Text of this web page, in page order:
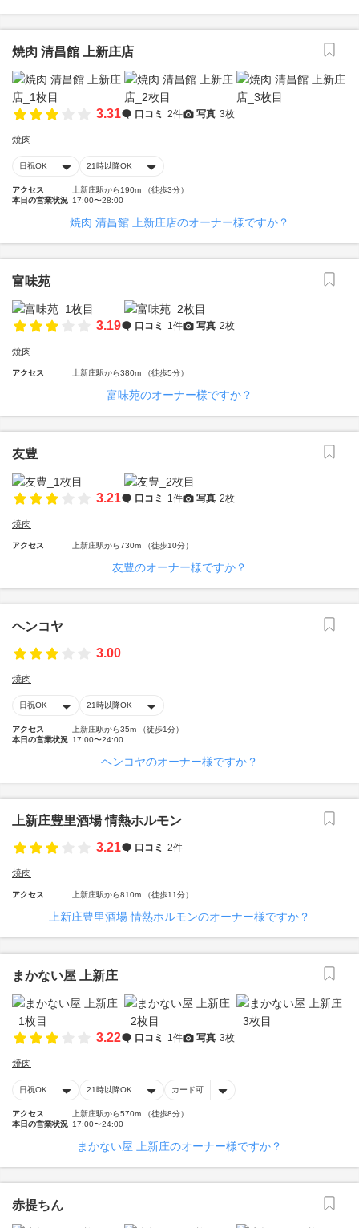
焼肉 清昌館 上新庄店
3.31 口コミ 2件 写真 3枚
焼肉
日祝OK 21時以降OK
アクセス
上新庄駅から190m （徒歩3分）
本日の営業状況 17:00〜28:00
焼肉 清昌館 上新庄店のオーナー様ですか？
富味苑
3.19 口コミ 1件 写真 2枚
焼肉
アクセス 上新庄駅から380m （徒歩5分）
富味苑のオーナー様ですか？
友豊
3.21 口コミ 1件 写真 2枚
焼肉
アクセス 上新庄駅から730m （徒歩10分）
友豊のオーナー様ですか？
ヘンコヤ
3.00
焼肉
日祝OK 21時以降OK
アクセス
上新庄駅から35m （徒歩1分）
本日の営業状況 17:00〜24:00
ヘンコヤのオーナー様ですか？
上新庄豊里酒場 情熱ホルモン
3.21
口コミ 2件
焼肉
アクセス 上新庄駅から810m （徒歩11分）
上新庄豊里酒場 情熱ホルモンのオーナー様ですか？
まかない屋 上新庄
3.22 口コミ 1件 写真 3枚
焼肉
日祝OK 21時以降OK カード可
アクセス
上新庄駅から570m （徒歩8分）
本日の営業状況 17:00〜24:00
まかない屋 上新庄のオーナー様ですか？
赤提ちん